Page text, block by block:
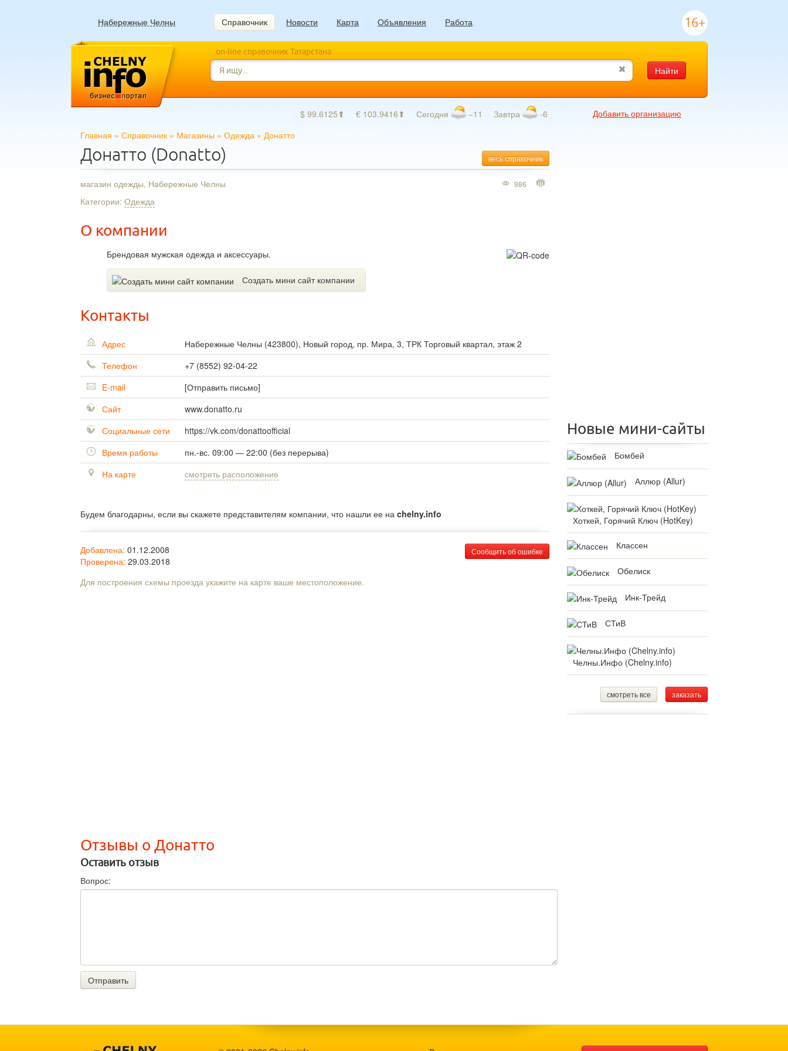
Набережные Челны Справочник Новости Карта Объявления Работа 16+
on-line справочник Татарстана
Найти
$ 99.6125⬆ € 103.9416⬆ Сегодня −11 Завтра -6
Добавить организацию
Главная » Справочник » Магазины » Одежда » Донатто
весь справочник
Донатто (Donatto)
магазин одежды, Набережные Челны
Категории: Одежда
О компании
Брендовая мужская одежда и аксессуары.
Создать мини сайт компании
986
Контакты
Адрес Набережные Челны (423800), Новый город, пр. Мира, 3, ТРК Торговый квартал, этаж 2
Телефон
+7 (8552) 92-04-22
E-mail
[Отправить письмо]
Сайт
www.donatto.ru
Социальные сети
https://vk.com/donattoofficial
Время работы
пн.-вс. 09:00 — 22:00 (без перерыва)
На карте
смотреть расположение
Будем благодарны, если вы скажете представителям компании, что нашли ее на chelny.info
Сообщить об ошибке
Добавлена: 01.12.2008
Проверена: 29.03.2018
Для построения схемы проезда укажите на карте ваше местоположение.
Отзывы о Донатто
Оставить отзыв
Вопрос:
Отправить
Новые мини-сайты
Бомбей
Аллюр (Allur)
Хоткей, Горячий Ключ (HotKey)
Классен
Обелиск
Инк-Трейд
СТиВ
Челны.Инфо (Chelny.info)
смотреть все заказать